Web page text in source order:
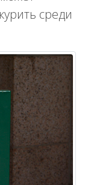
среди